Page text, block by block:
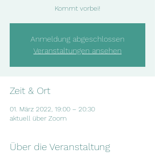
Kommt vorbei!
Anmeldung abgeschlossen
Veranstaltungen ansehen
Zeit & Ort
01. März 2022, 19:00 – 20:30
aktuell über Zoom
Über die Veranstaltung